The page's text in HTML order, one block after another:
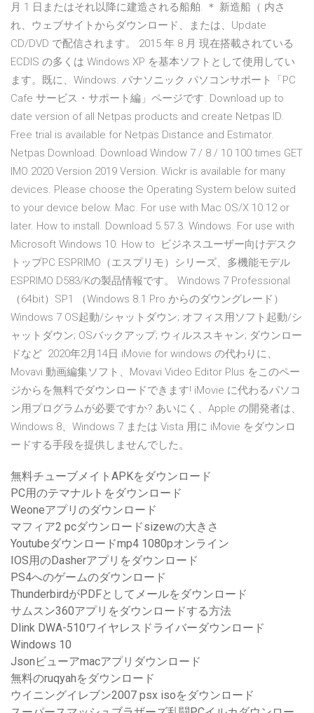
月 1 日またはそれ以降に建造される船舶. ＊ 新造船（ 内さ
れ、ウェブサイトからダウンロード、または、Update
CD/DVD で配信されます。 2015 年 8 月 現在搭載されている
ECDIS の多くは Windows XP を基本ソフトとして使用してい
ます。既に、Windows. パナソニック パソコンサポート「PC
Cafe サービス・サポート編」ページです. Download up to
date version of all Netpas products and create Netpas ID.
Free trial is available for Netpas Distance and Estimator.
Netpas Download. Download Window 7 / 8 / 10 100 times GET
IMO 2020 Version 2019 Version. Wickr is available for many
devices. Please choose the Operating System below suited
to your device below. Mac. For use with Mac OS/X 10.12 or
later. How to install. Download 5.57.3. Windows. For use with
Microsoft Windows 10. How to ビジネスユーザー向けデスク
トップPC ESPRIMO（エスプリモ）シリーズ、多機能モデル
ESPRIMO D583/Kの製品情報です。 Windows 7 Professional
（64bit）SP1 （Windows 8.1 Pro からのダウングレード）
Windows 7 OS起動/シャットダウン; オフィス用ソフト起動/シ
ャットダウン; OSバックアップ; ウィルススキャン; ダウンロー
ドなど 2020年2月14日 iMovie for windows の代わりに、
Movavi 動画編集ソフト、Movavi Video Editor Plus をこのペー
ジからを無料でダウンロードできます! iMovie に代わるパソコ
ン用プログラムが必要ですか? あいにく、Apple の開発者は、
Windows 8、Windows 7 または Vista 用に iMovie をダウンロ
ードする手段を提供しませんでした。
無料チューブメイトAPKをダウンロード
PC用のテマナルトをダウンロード
Weoneアプリのダウンロード
マフィア2 pcダウンロードsizewの大きさ
Youtubeダウンロードmp4 1080pオンライン
IOS用のDasherアプリをダウンロード
PS4へのゲームのダウンロード
ThunderbirdがPDFとしてメールをダウンロード
サムスン360アプリをダウンロードする方法
Dlink DWA-510ワイヤレスドライバーダウンロード
Windows 10
Jsonビューアmacアプリダウンロード
無料のruqyahをダウンロード
ウイニングイレブン2007 psx isoをダウンロード